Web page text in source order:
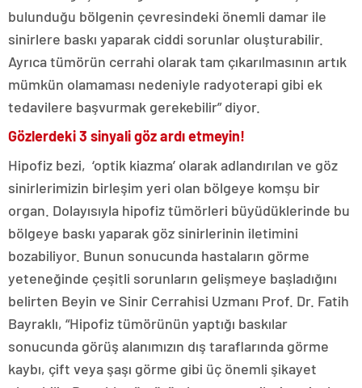
bulunduğu bölgenin çevresindeki önemli damar ile
sinirlere baskı yaparak ciddi sorunlar oluşturabilir.
Ayrıca tümörün cerrahi olarak tam çıkarılmasının artık
mümkün olamaması nedeniyle radyoterapi gibi ek
tedavilere başvurmak gerekebilir” diyor.
Gözlerdeki 3 sinyali göz ardı etmeyin!
Hipofiz bezi, ‘optik kiazma’ olarak adlandırılan ve göz
sinirlerimizin birleşim yeri olan bölgeye komşu bir
organ. Dolayısıyla hipofiz tümörleri büyüdüklerinde bu
bölgeye baskı yaparak göz sinirlerinin iletimini
bozabiliyor. Bunun sonucunda hastaların görme
yeteneğinde çeşitli sorunların gelişmeye başladığını
belirten Beyin ve Sinir Cerrahisi Uzmanı Prof. Dr. Fatih
Bayraklı, “Hipofiz tümörünün yaptığı baskılar
sonucunda görüş alanımızın dış taraflarında görme
kaybı, çift veya şaşı görme gibi üç önemli şikayet